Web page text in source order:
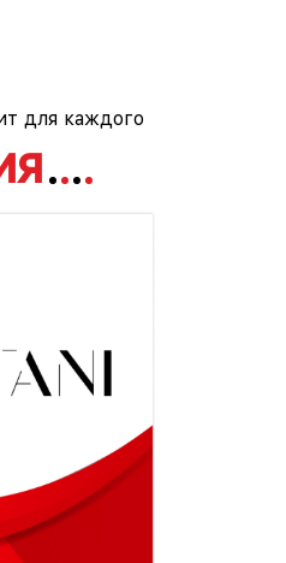
для каждого